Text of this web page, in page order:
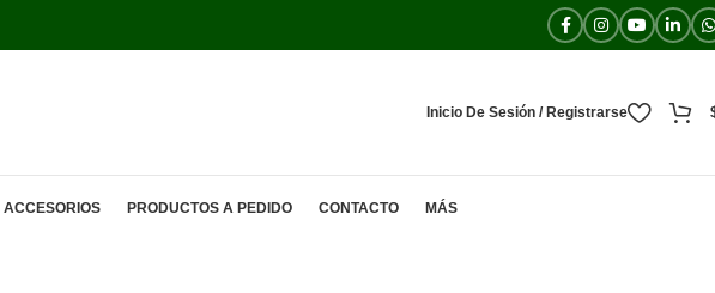
Inicio De Sesión / Registrarse
ACCESORIOS PRODUCTOS A PEDIDO CONTACTO MÁS